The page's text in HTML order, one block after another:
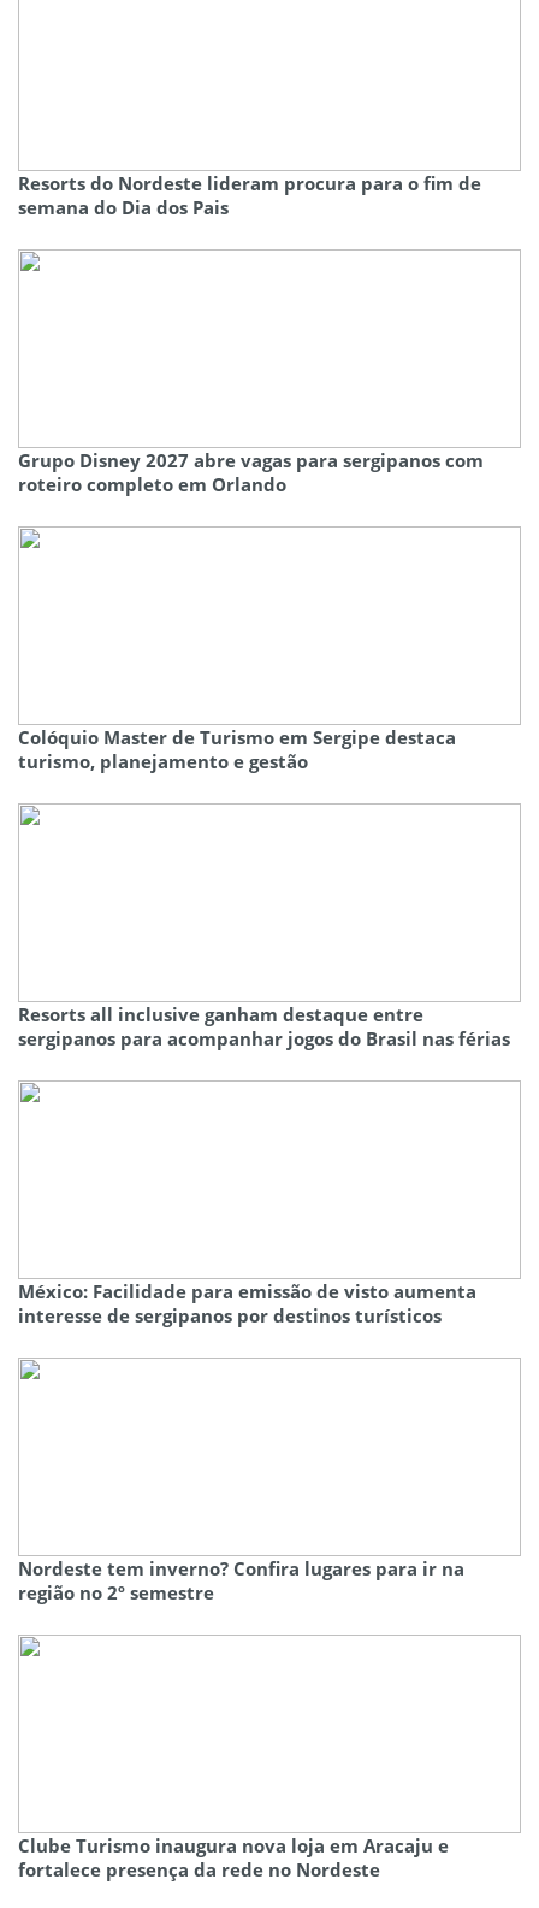
Resorts do Nordeste lideram procura para o fim de
semana do Dia dos Pais
Grupo Disney 2027 abre vagas para sergipanos com
roteiro completo em Orlando
Colóquio Master de Turismo em Sergipe destaca
turismo, planejamento e gestão
Resorts all inclusive ganham destaque entre
sergipanos para acompanhar jogos do Brasil nas férias
México: Facilidade para emissão de visto aumenta
interesse de sergipanos por destinos turísticos
Nordeste tem inverno? Confira lugares para ir na
região no 2º semestre
Clube Turismo inaugura nova loja em Aracaju e
fortalece presença da rede no Nordeste